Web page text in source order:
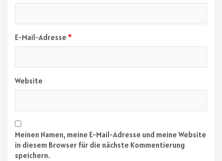
E-Mail-Adresse *
Website
Meinen Namen, meine E-Mail-Adresse und meine Website
in diesem Browser für die nächste Kommentierung
speichern.